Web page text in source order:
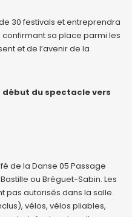
30 festivals et entreprendra
sa place parmi les
et de l’avenir de la
début du spectacle vers
de la Danse 05 Passage
ou Bréguet-Sabin. Les
pas autorisés dans la salle.
vélos, vélos pliables,